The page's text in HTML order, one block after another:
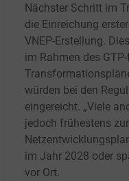
Nächster Schritt im
die Einreichung
VNEP-Erstellung.
im Rahmen des
würden bei den
eingereicht. „Viele
jedoch frühestens
im Jahr 2028 oder
vor Ort.